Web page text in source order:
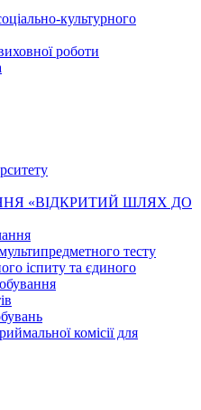
культурного
роботи
«ВІДКРИТИЙ ШЛЯХ ДО
тесту
іспиту та єдиного
комісії для